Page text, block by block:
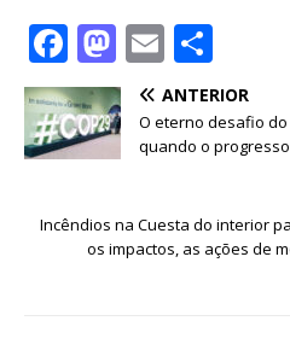
F
a
c
e
o
M
a
st
o
o
n
E
m
ai
l
h
ar
e
ANTERIOR
O eterno desafio
quando o
Incêndios na Cuesta do interior
os impactos, as ações de